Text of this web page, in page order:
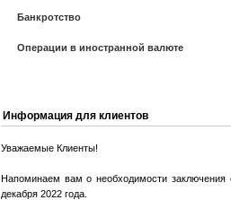
Банкротство
Операции в иностранной валюте
Информация для клиентов
Уважаемые Клиенты!
Напоминаем вам о необходимости заключения
декабря 2022 года.